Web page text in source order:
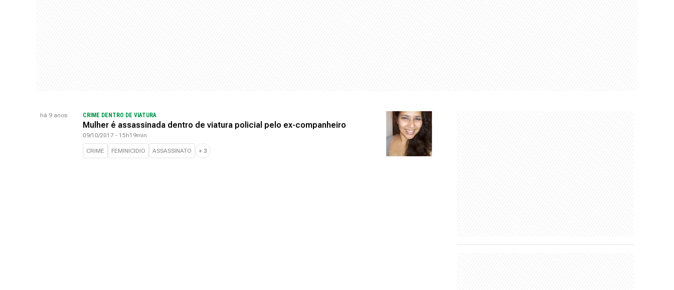
há 9 anos CRIME DENTRO DE VIATURA
Mulher é assassinada dentro de viatura policial pelo ex-companheiro
09/10/2017 - 15h19min
CRIME FEMINICIDIO ASSASSINATO + 3